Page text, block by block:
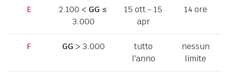
E 2.100 < GG ≤
3.000
15 ott - 15
apr
14 ore
F GG > 3.000
tutto
l'anno
nessun
limite